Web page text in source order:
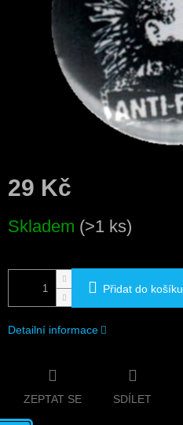
29 Kč
cena:
Skladem (>1 ks)
Přidat do košíku
Detailní informace
ZEPTAT SE SDÍLET